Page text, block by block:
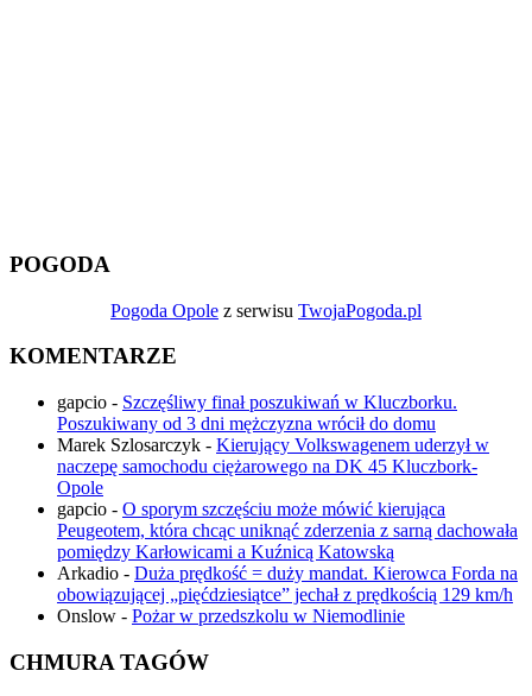
POGODA
Pogoda Opole z serwisu TwojaPogoda.pl
KOMENTARZE
gapcio - Szczęśliwy finał poszukiwań w Kluczborku.
Poszukiwany od 3 dni mężczyzna wrócił do domu
Marek Szlosarczyk - Kierujący Volkswagenem uderzył w
naczepę samochodu ciężarowego na DK 45 Kluczbork-
Opole
gapcio - O sporym szczęściu może mówić kierująca
Peugeotem, która chcąc uniknąć zderzenia z sarną dachowała
pomiędzy Karłowicami a Kuźnicą Katowską
Arkadio - Duża prędkość = duży mandat. Kierowca Forda na
obowiązującej „pięćdziesiątce” jechał z prędkością 129 km/h
Onslow - Pożar w przedszkolu w Niemodlinie
CHMURA TAGÓW